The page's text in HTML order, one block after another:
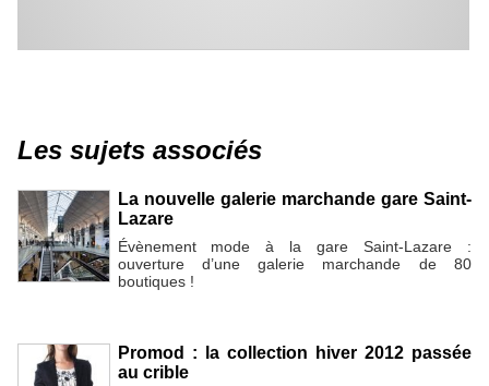
Les sujets associés
La nouvelle galerie marchande gare Saint-
Lazare
Évènement mode à la gare Saint-Lazare :
ouverture d’une galerie marchande de 80
boutiques !
Promod : la collection hiver 2012 passée
au crible